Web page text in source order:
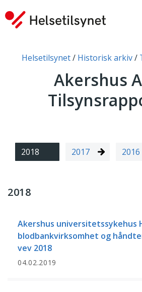
Du er her:
Helsetilsynet Historisk arkiv
Akershus
2018 2017 2016
2018
Akershus universitetssykehus
blodbankvirksomhet og
vev 2018
04.02.2019